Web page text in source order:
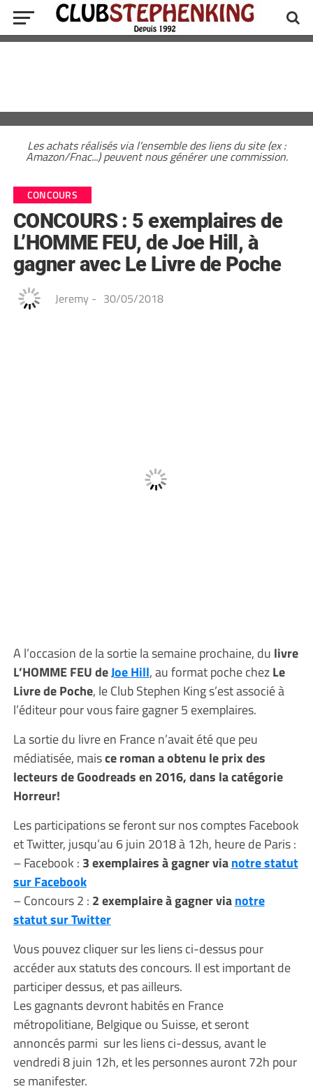
Les achats réalisés via l'ensemble des liens du site (ex :
Amazon/Fnac...) peuvent nous générer une commission.
CONCOURS
CONCOURS : 5 exemplaires de
L’HOMME FEU, de Joe Hill, à
gagner avec Le Livre de Poche
Jeremy - 30/05/2018
A l’occasion de la sortie la semaine prochaine, du livre
L’HOMME FEU deJoe Hill, au format poche chezLe
Livre de Poche, le Club Stephen King s’est associé à
l’éditeur pour vous faire gagner 5 exemplaires.
La sortie du livre en France n’avait été que peu
médiatisée, maisce roman a obtenu le prix des
lecteurs de Goodreads en 2016, dans la catégorie
Horreur!
Les participations se feront sur nos comptes Facebook
et Twitter, jusqu’au 6 juin 2018 à 12h, heure de Paris :
– Facebook : 3 exemplaires à gagner vianotre statut
sur Facebook
– Concours 2 : 2 exemplaire à gagner vianotre
statut sur Twitter
Vous pouvez cliquer sur les liens ci-dessus pour
accéder aux statuts des concours. Il est important de
participer dessus, et pas ailleurs.
Les gagnants devront habités en France
métropolitiane, Belgique ou Suisse, et seront
annoncés parmi sur les liens ci-dessus, avant le
vendredi 8 juin 12h, et les personnes auront 72h pour
se manifester.